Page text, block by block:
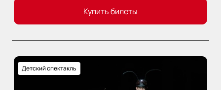
Купить билеты
Детский спектакль